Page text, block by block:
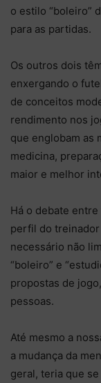
o estilo “boleiro”
para as partidas.
Os outros dois
enxergando o
de conceitos
rendimento nos
que englobam as
medicina,
maior e melhor
Há o debate
perfil do treinador
necessário não
“boleiro” e
propostas de
pessoas.
Até mesmo a
a mudança da
geral, teria que